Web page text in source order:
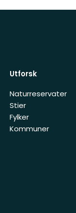
Utforsk
Naturreservater
Stier
Fylker
Kommuner